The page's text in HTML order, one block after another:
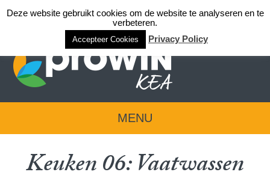
Login team KEA
MENU
Deze website gebruikt cookies om de website te analyseren en te
verbeteren.
Accepteer Cookies Privacy Policy